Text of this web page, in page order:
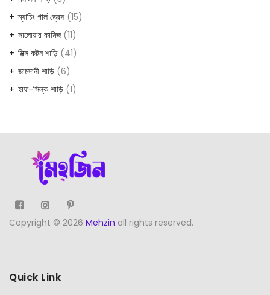
ম্যাচিং গার্ল ড্রেস 15
সালোয়ার কামিজ 11
মিক্স কটন শাড়ি 41
জামদানী শাড়ি 6
হাফ-সিল্ক শাড়ি 1
Copyright © 2026 Mehzin all rights reserved.
Quick Link